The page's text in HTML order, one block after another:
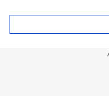
മുൻതൂക്കം